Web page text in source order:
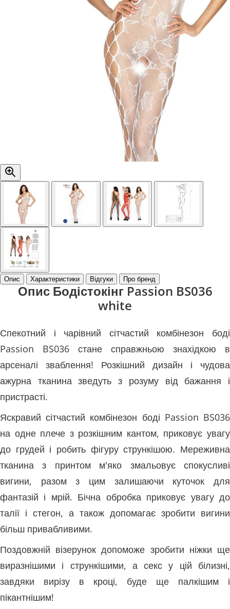
Опис Характеристики Відгуки Про бренд
Опис Бодістокінг Passion BS036
white
Спекотний і чарівний сітчастий комбінезон боді
Passion BS036 стане справжньою знахідкою в
арсеналі зваблення! Розкішний дизайн і чудова
ажурна тканина зведуть з розуму від бажання і
пристрасті.
Яскравий сітчастий комбінезон боді Passion BS036
на одне плече з розкішним кантом, приковує увагу
до грудей і робить фігуру стрункішою. Мереживна
тканина з принтом м'яко змальовує спокусливі
вигини, разом з цим залишаючи куточок для
фантазій і мрій. Бічна обробка приковує увагу до
талії і стегон, а також допомагає зробити вигини
більш привабливими.
Поздовжній візерунок допоможе зробити ніжки ще
виразнішими і стрункішими, а секс у цій білизні,
завдяки вирізу в кроці, буде ще палкішим і
пікантнішим!